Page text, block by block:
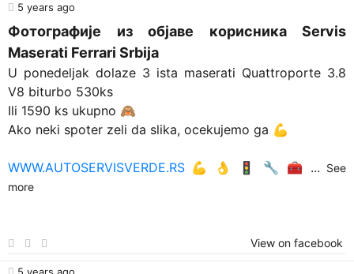
5 years ago
Фотографије из објаве корисника Servis
Maserati Ferrari Srbija
U ponedeljak dolaze 3 ista maserati Quattroporte 3.8
V8 biturbo 530ks
Ili 1590 ks ukupno 🙈
Ako neki spoter zeli da slika, ocekujemo ga 💪
WWW.AUTOSERVISVERDE.RS 💪 👌 🚦 🔧 🧰 ... See
more
View on facebook